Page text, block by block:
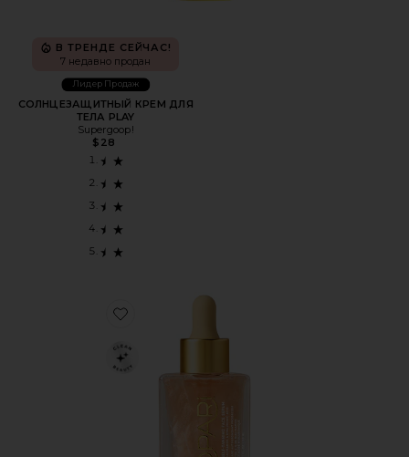
В ТРЕНДЕ СЕЙЧАС!
7 недавно продан
Лидер Продаж
СОЛНЦЕЗАЩИТНЫЙ КРЕМ ДЛЯ
ТЕЛА PLAY
Supergoop!
$28
Favorite СЫВОРОТКА ДЛЯ АВТОЗАГАРА ЛИЦА GRADUAL